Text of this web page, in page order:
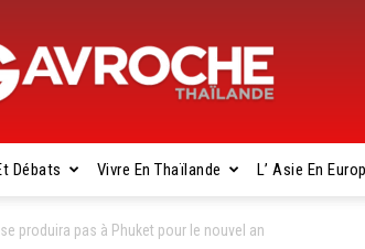
Gavroche
Débats Vivre En Thaïlande L’ Asie En
produira pas à Phuket pour le nouvel an